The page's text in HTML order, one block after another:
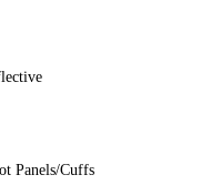
Panels/Cuffs